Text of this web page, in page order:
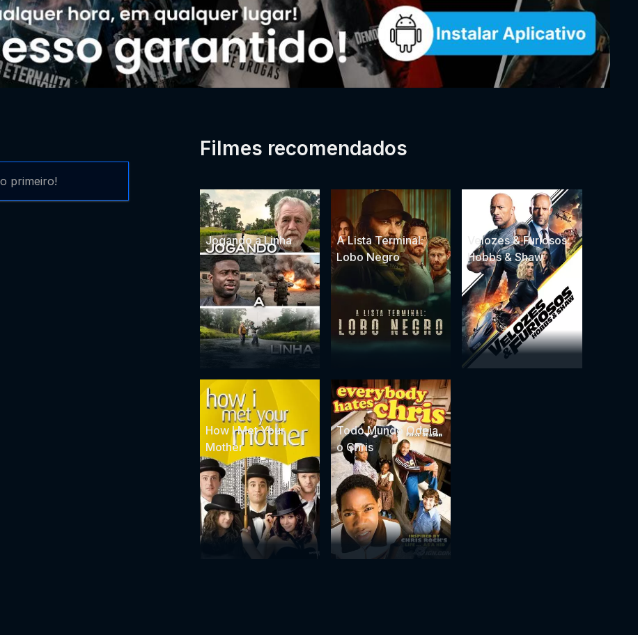
primeiro!
Filmes recomendados
Jogando a Linha
A Lista Terminal:
Lobo Negro
Velozes & Furiosos:
Hobbs & Shaw
How I Met Your
Mother
Todo Mundo Odeia
o Chris